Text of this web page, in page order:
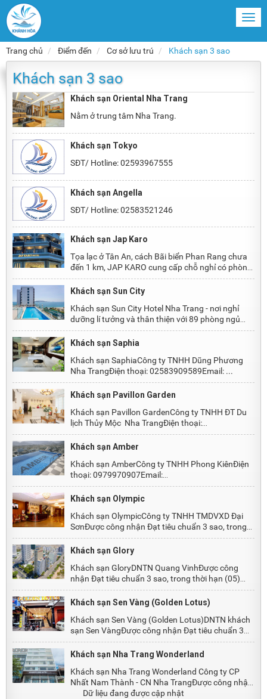
Trang chủ Điểm đến Cơ sở lưu trú Khách sạn 3 sao
Khách sạn 3 sao
Khách sạn Oriental Nha Trang
Nằm ở trung tâm Nha Trang.
Khách sạn Tokyo
SĐT/ Hotline: 02593967555
Khách sạn Angella
SĐT/ Hotline: 02583521246
Khách sạn Jap Karo
Tọa lạc ở Tân An, cách Bãi biển Phan Rang chưa
đến 1 km, JAP KARO cung cấp chỗ nghỉ có phòng
chờ ...
Khách sạn Sun City
Khách sạn Sun City Hotel Nha Trang - nơi nghỉ
dưỡng lí tưởng và thân thiện với 89 phòng ngủ
sang ...
Khách sạn Saphia
Khách sạn SaphiaCông ty TNHH Dũng Phương
Nha TrangĐiện thoại: 02583909589Email: ...
Khách sạn Pavillon Garden
Khách sạn Pavillon GardenCông ty TNHH ĐT Du
lịch Thủy Mộc Nha TrangĐiện thoại:
0932117745Email: ...
Khách sạn Amber
Khách sạn AmberCông ty TNHH Phong KiênĐiện
thoại: 0979970907Email:
amber38bietthu@gmail.com
Khách sạn Olympic
Khách sạn OlympicCông ty TNHH TMDVXD Đại
SơnĐược công nhận Đạt tiêu chuẩn 3 sao, trong
thời hạn ...
Khách sạn Glory
Khách sạn GloryDNTN Quang VinhĐược công
nhận Đạt tiêu chuẩn 3 sao, trong thời hạn (05)
năm kể từ ...
Khách sạn Sen Vàng (Golden Lotus)
Khách sạn Sen Vàng (Golden Lotus)DNTN khách
sạn Sen VàngĐược công nhận Đạt tiêu chuẩn 3
sao, trong ...
Khách sạn Nha Trang Wonderland
Khách sạn Nha Trang Wonderland Công ty CP
Nhất Nam Thành - CN Nha TrangĐược công nhận
Đạt tiêu ...
Dữ liệu đang được cập nhật